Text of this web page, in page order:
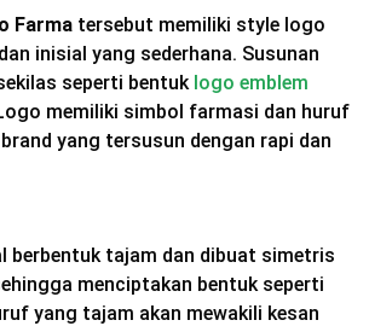
Farma tersebut memiliki style logo
inisial yang sederhana. Susunan
seperti bentuk logo emblem
memiliki simbol farmasi dan huruf
yang tersusun dengan rapi dan
berbentuk tajam dan dibuat simetris
menciptakan bentuk seperti
yang tajam akan mewakili kesan